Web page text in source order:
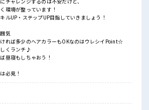
環境が整っています！
ルUP・ステップUP目指していきましょう！
気
れば多少のヘアカラーもOKなのはウレシイPoint☆
くランチ♪
昼寝もしちゃおう！
必見！